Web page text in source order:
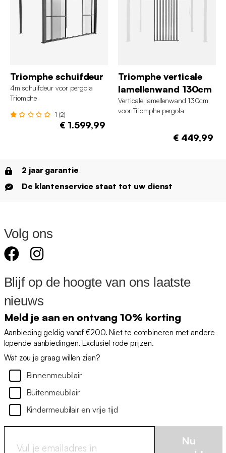
Triomphe schuifdeur
4m schuifdeur voor pergola
Triomphe
1 (2)
€ 1.599,99
Triomphe verticale
lamellenwand 130cm
Verticale lamellenwand 130cm
voor Triomphe pergola
€ 449,99
2 jaar garantie
De klantenservice staat tot uw dienst
Volg ons
Blijf op de hoogte van ons laatste
nieuws
Meld je aan en ontvang 10% korting
Aanbieding geldig vanaf €200. Niet te combineren met andere
lopende aanbiedingen. Exclusief rode prijzen.
Wat zou je graag willen zien?
Binnenmeubilair
Buitenmeubilair
Kindermeubilair en vrije tijd
Nu